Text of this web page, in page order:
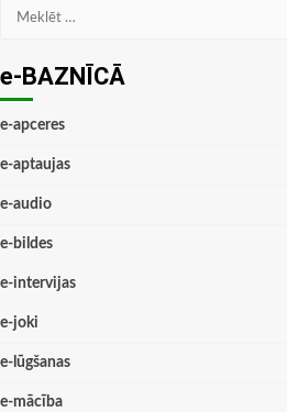
Meklēt:
e-BAZNĪCĀ
e-apceres
e-aptaujas
e-audio
e-bildes
e-intervijas
e-joki
e-lūgšanas
e-mācība